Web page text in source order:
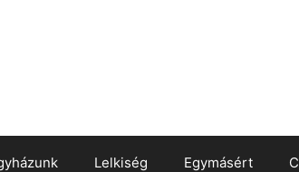
Lelkiség Egymásért